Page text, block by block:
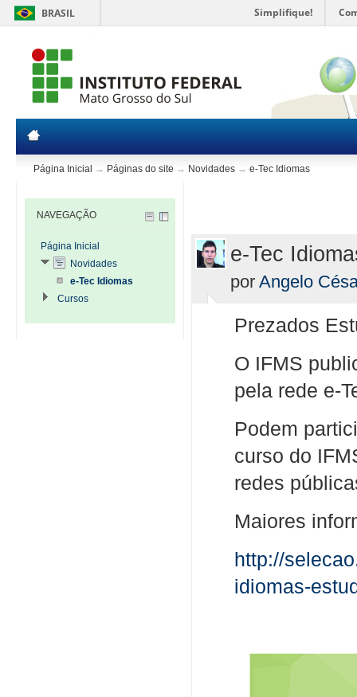
BRASIL Simplifique!
Página Inicial → Páginas do site → Novidades → e-Tec Idiomas
e-Tec
por Angelo
Prezados
O IFMS
pela rede e-
Podem
curso do
redes
Maiores
http://
idiomas-
NAVEGAÇÃO
Página Inicial
Novidades
e-Tec Idiomas
Cursos